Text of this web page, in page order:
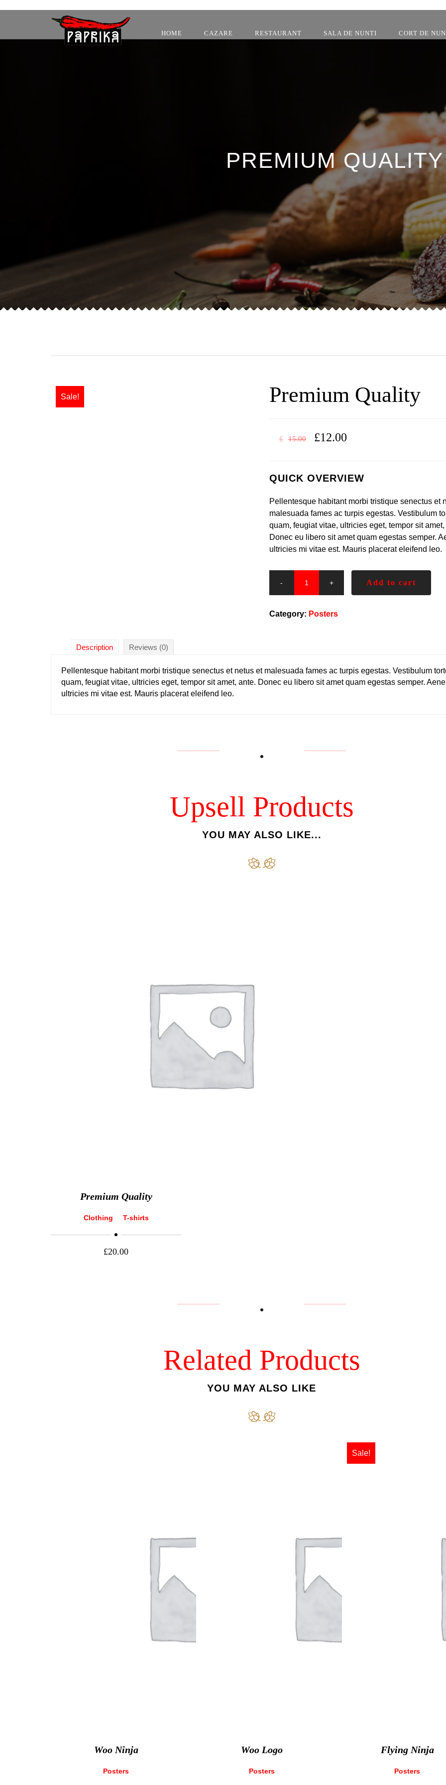
HOME CAZARE RESTAURANT SALA DE NUNTI CORT DE
PREMIUM QUALITY
Sale! Premium Quality
£ 15.00 £12.00
QUICK OVERVIEW
Pellentesque habitant morbi tristique senectus et
malesuada fames ac turpis egestas. Vestibulum
quam, feugiat vitae, ultricies eget, tempor sit amet,
Donec eu libero sit amet quam egestas semper.
ultricies mi vitae est. Mauris placerat eleifend leo.
Add to cart
Category: Posters
Description Reviews (0)
Pellentesque habitant morbi tristique senectus et netus et malesuada fames ac turpis egestas. Vestibulum
quam, feugiat vitae, ultricies eget, tempor sit amet, ante. Donec eu libero sit amet quam egestas semper.
ultricies mi vitae est. Mauris placerat eleifend leo.
Upsell Products
YOU MAY ALSO LIKE...
Premium Quality
Clothing T-shirts
£20.00
Related Products
YOU MAY ALSO LIKE
Woo Ninja
Posters
Woo Logo
Posters
Sale!
Flying Ninja
Posters